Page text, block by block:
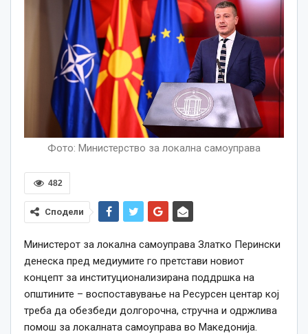
Фото: Министерство за локална самоуправа
482
Сподели
Министерот за локална самоуправа Златко Перински
денеска пред медиумите го претстави новиот
концепт за институционализирана поддршка на
општините – воспоставување на Ресурсен центар кој
треба да обезбеди долгорочна, стручна и одржлива
помош за локалната самоуправа во Македонија.